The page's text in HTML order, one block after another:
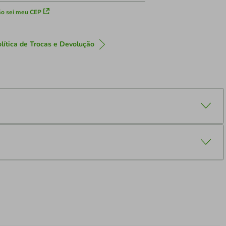
sei meu CEP
de Trocas e Devolução